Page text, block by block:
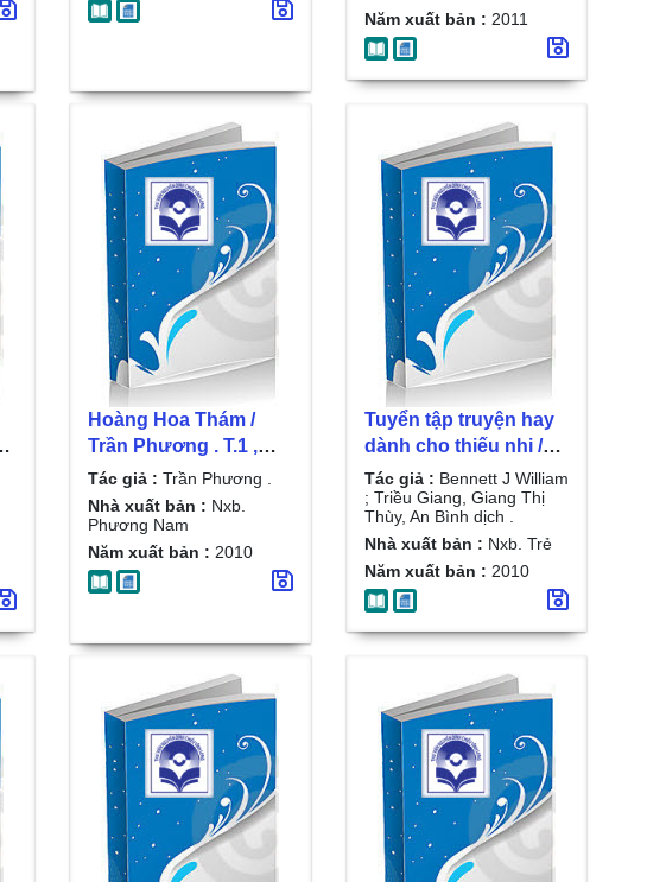
Năm xuất bản : 2011
Hoàng Hoa Thám /
Trần Phương . T.1 ,
Thủ lĩnh áo nâu
Tác giả : Trần Phương .
Nhà xuất bản : Nxb.
Phương Nam
Năm xuất bản : 2010
Tuyển tập truyện hay
dành cho thiếu nhi /
Bennett J William ;
Triều Giang, Giang Thị
Thùy, An Bình dịch . T.
2
Tác giả : Bennett J William
; Triều Giang, Giang Thị
Thùy, An Bình dịch .
Nhà xuất bản : Nxb. Trẻ
Năm xuất bản : 2010